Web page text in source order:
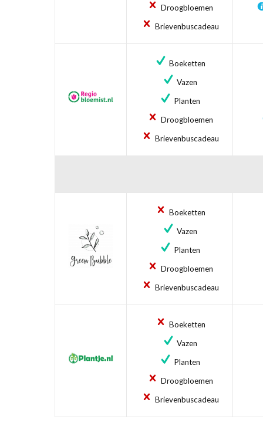
Droogbloemen
Brievenbuscadeau
Boeketten
Vazen
Planten
Droogbloemen
Brievenbuscadeau
Boeketten
Vazen
Planten
Droogbloemen
Brievenbuscadeau
Boeketten
Vazen
Planten
Droogbloemen
Brievenbuscadeau